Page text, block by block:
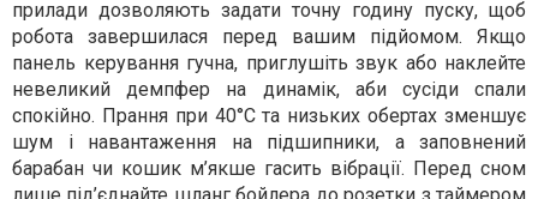
прилади дозволяють задати точну годину пуску, щоб
робота завершилася перед вашим підйомом. Якщо
панель керування гучна, приглушіть звук або наклейте
невеликий демпфер на динамік, аби сусіди спали
спокійно. Прання при 40°C та низьких обертах зменшує
шум і навантаження на підшипники, а заповнений
барабан чи кошик м’якше гасить вібрації. Перед сном